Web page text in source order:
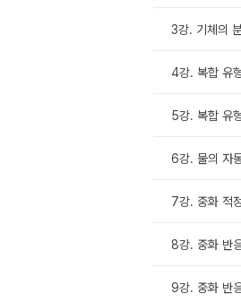
3강. 기체의
4강. 복합 유
5강. 복합 유
6강. 물의 자
7강. 중화 적
8강. 중화 반
9강. 중화 반